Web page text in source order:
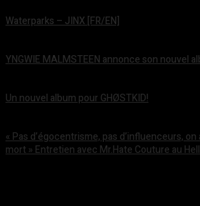
Waterparks – JINX [FR/EN]
YNGWIE MALMSTEEN annonce son nouvel
Un nouvel album pour GHØSTKID!
« Pas d’égocentrisme, pas d’influenceurs,
mort » Entretien avec Mr.Hate Couture au